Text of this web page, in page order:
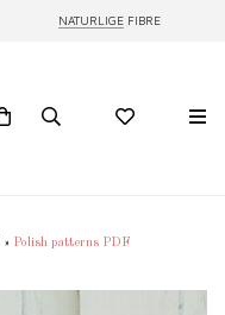
NATURLIGE FIBRE
» Polish patterns PDF